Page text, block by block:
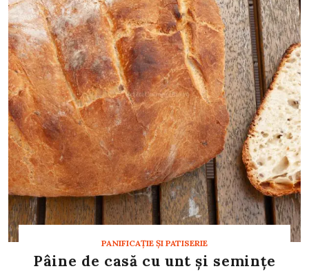
PANIFICAŢIE ŞI PATISERIE
Pâine de casă cu unt și semințe